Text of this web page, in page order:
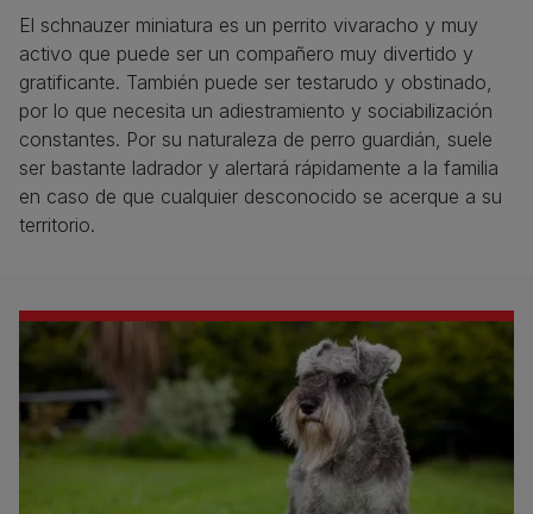
El schnauzer miniatura es un perrito vivaracho y muy
activo que puede ser un compañero muy divertido y
gratificante. También puede ser testarudo y obstinado,
por lo que necesita un adiestramiento y sociabilización
constantes. Por su naturaleza de perro guardián, suele
ser bastante ladrador y alertará rápidamente a la familia
en caso de que cualquier desconocido se acerque a su
territorio.